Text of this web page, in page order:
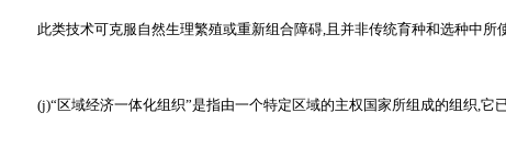
此类技术可克服自然生理繁殖或重新组合障碍,且并非传统育种和选种中所
(j)“区域经济一体化组织”是指由一个特定区域的主权国家所组成的组织,它